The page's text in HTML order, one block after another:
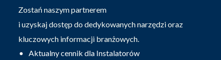
Zostań naszym partnerem
i uzyskaj dostęp do dedykowanych narzędzi oraz
kluczowych informacji branżowych.
Aktualny cennik dla Instalatorów